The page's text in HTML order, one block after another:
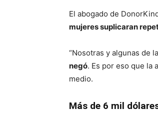
El abogado de
mujeres suplicaran
“Nosotras y algunas de
negó. Es por eso que la
medio.
Más de 6 mil